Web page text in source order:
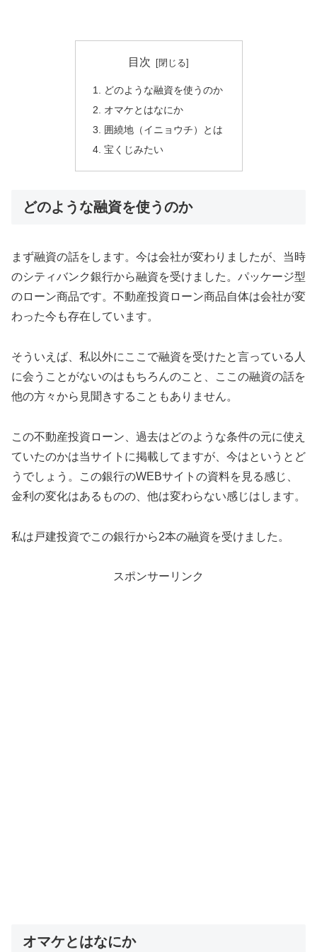
目次
どのような融資を使うのか
オマケとはなにか
囲繞地（イニョウチ）とは
宝くじみたい
どのような融資を使うのか
まず融資の話をします。今は会社が変わりましたが、当時
のシティバンク銀行から融資を受けました。パッケージ型
のローン商品です。不動産投資ローン商品自体は会社が変
わった今も存在しています。
そういえば、私以外にここで融資を受けたと言っている人
に会うことがないのはもちろんのこと、ここの融資の話を
他の方々から見聞きすることもありません。
この不動産投資ローン、過去はどのような条件の元に使え
ていたのかは当サイトに掲載してますが、今はというとど
うでしょう。この銀行のWEBサイトの資料を見る感じ、
金利の変化はあるものの、他は変わらない感じはします。
私は戸建投資でこの銀行から2本の融資を受けました。
スポンサーリンク
オマケとはなにか